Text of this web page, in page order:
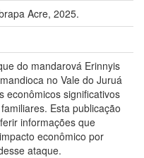
Acre, 2025.
do mandarová Erinnyis
no Vale do Juruá
econômicos significativos
Esta publicação
informações que
econômico por
ataque.